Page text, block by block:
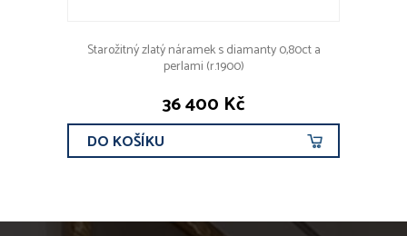
Starožitný zlatý náramek s diamanty 0,80ct a
perlami (r.1900)
36 400 Kč
DO KOŠÍKU